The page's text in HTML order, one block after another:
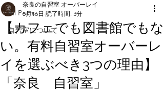
All Posts
自習室について
【カフェでも図書館でもな
い。有料自習室オーバーレ
イを選ぶべき3つの理由】
「奈良 自習室」
奈良の自習室 オーバーレイ
5月16日 読了時間: 3分